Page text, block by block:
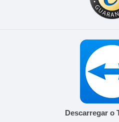
Descarregar o